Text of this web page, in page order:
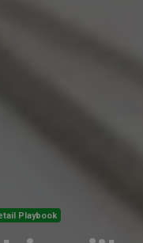
Playbook